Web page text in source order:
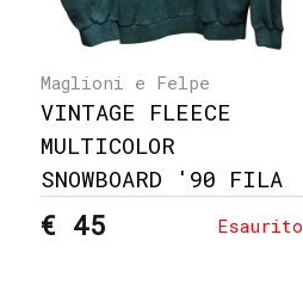
Maglioni e Felpe
VINTAGE FLEECE
MULTICOLOR
SNOWBOARD '90 FILA
€ 45 Esaurito